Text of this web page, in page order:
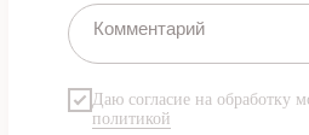
Даю согласие на обработку
политикой